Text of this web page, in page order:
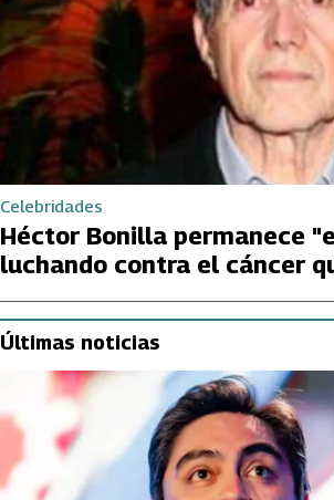
Celebridades
Héctor Bonilla permanece
luchando contra el cáncer
Últimas noticias